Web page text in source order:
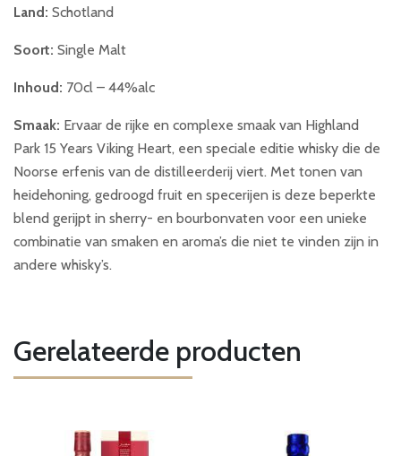
Land: Schotland
Soort: Single Malt
Inhoud: 70cl – 44%alc
Smaak: Ervaar de rijke en complexe smaak van Highland
Park 15 Years Viking Heart, een speciale editie whisky die de
Noorse erfenis van de distilleerderij viert. Met tonen van
heidehoning, gedroogd fruit en specerijen is deze beperkte
blend gerijpt in sherry- en bourbonvaten voor een unieke
combinatie van smaken en aroma’s die niet te vinden zijn in
andere whisky’s.
Gerelateerde producten